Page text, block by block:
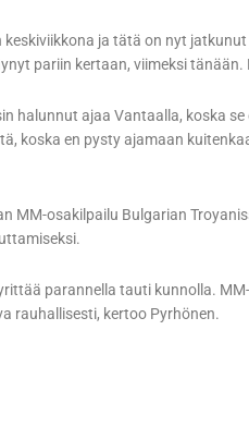
ja tätä on nyt
pariin kertaan, viimeksi
halunnut ajaa Vantaalla, koska
koska en pysty ajamaan
MM-osakilpailu Bulgarian
parannella tauti kunnolla.
rauhallisesti, kertoo Pyrhönen.